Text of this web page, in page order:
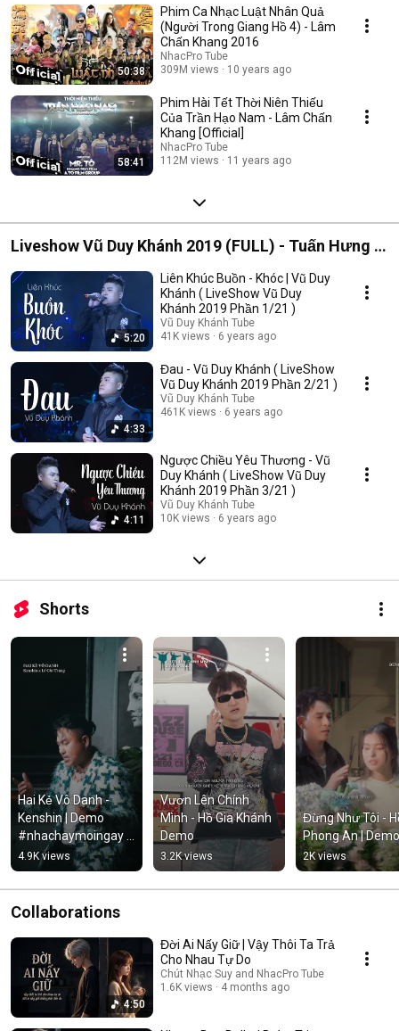
50:38
Phim Ca Nhạc Luật Nhân Quả
(Người Trong Giang Hồ 4) - Lâm
Chấn Khang 2016
NhacPro Tube
309M views
10 years ago
58:41
Phim Hài Tết Thời Niên Thiếu
Của Trần Hạo Nam - Lâm Chấn
Khang [Official]
NhacPro Tube
112M views
11 years ago
Liveshow Vũ Duy Khánh 2019 (FULL) - Tuấn Hưng ,
Đạt G , Dương Hoàng Yến
5:20
Liên Khúc Buồn - Khóc | Vũ Duy
Khánh ( LiveShow Vũ Duy
Khánh 2019 Phần 1/21 )
Vũ Duy Khánh Tube
41K views
6 years ago
4:33
Đau - Vũ Duy Khánh ( LiveShow
Vũ Duy Khánh 2019 Phần 2/21 )
Vũ Duy Khánh Tube
461K views
6 years ago
4:11
Ngược Chiều Yêu Thương - Vũ
Duy Khánh ( LiveShow Vũ Duy
Khánh 2019 Phần 3/21 )
Vũ Duy Khánh Tube
10K views
6 years ago
Shorts
Hai Kẻ Vô Danh -
Kenshin | Demo
#nhachaymoingay
#tamtrang
4.9K views
Vươn Lên Chính
Mình - Hồ Gia Khánh
Demo
3.2K views
Đừng Như Tôi -
Phong An | Demo
2K views
Collaborations
4:50
Đời Ai Nấy Giữ | Vậy Thôi Ta Trả
Cho Nhau Tự Do
Chút Nhạc Suy and NhacPro Tube
1.6K views
4 months ago